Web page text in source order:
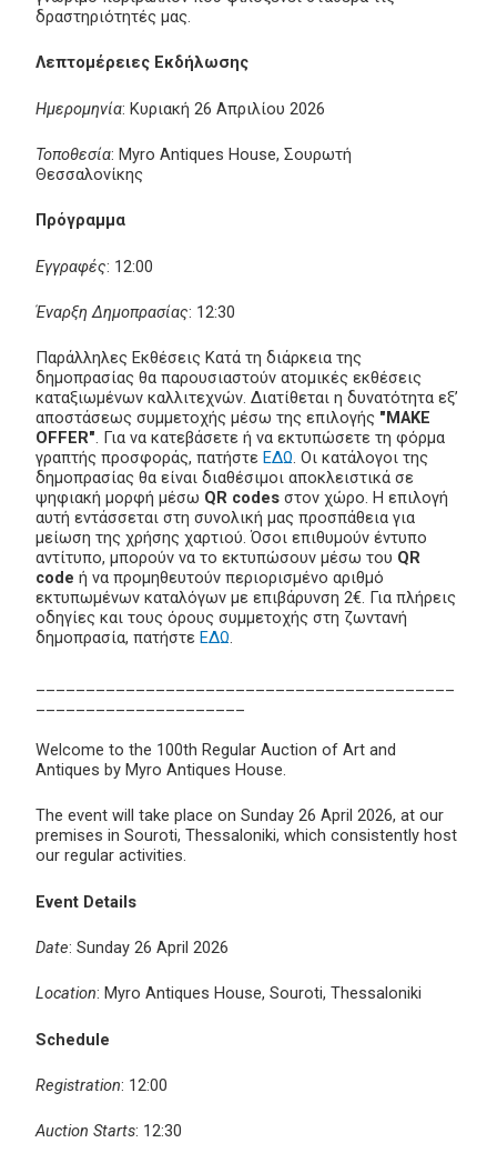
δραστηριότητές μας.
Λεπτομέρειες Εκδήλωσης
Ημερομηνία: Κυριακή 26 Απριλίου 2026
Τοποθεσία: Myro Antiques House, Σουρωτή
Θεσσαλονίκης
Πρόγραμμα
Εγγραφές: 12:00
Έναρξη Δημοπρασίας: 12:30
Παράλληλες Εκθέσεις Κατά τη διάρκεια της
δημοπρασίας θα παρουσιαστούν ατομικές εκθέσεις
καταξιωμένων καλλιτεχνών. Διατίθεται η δυνατότητα εξ’
αποστάσεως συμμετοχής μέσω της επιλογής "MAKE
OFFER". Για να κατεβάσετε ή να εκτυπώσετε τη φόρμα
γραπτής προσφοράς, πατήστε ΕΔΩ. Οι κατάλογοι της
δημοπρασίας θα είναι διαθέσιμοι αποκλειστικά σε
ψηφιακή μορφή μέσω QR codes στον χώρο. Η επιλογή
αυτή εντάσσεται στη συνολική μας προσπάθεια για
μείωση της χρήσης χαρτιού. Όσοι επιθυμούν έντυπο
αντίτυπο, μπορούν να το εκτυπώσουν μέσω του QR
code ή να προμηθευτούν περιορισμένο αριθμό
εκτυπωμένων καταλόγων με επιβάρυνση 2€. Για πλήρεις
οδηγίες και τους όρους συμμετοχής στη ζωντανή
δημοπρασία, πατήστε ΕΔΩ.
Welcome to the 100th Regular Auction of Art and
Antiques by Myro Antiques House.
The event will take place on Sunday 26 April 2026, at our
premises in Souroti, Thessaloniki, which consistently host
our regular activities.
Event Details
Date: Sunday 26 April 2026
Location: Myro Antiques House, Souroti, Thessaloniki
Schedule
Registration: 12:00
Auction Starts: 12:30